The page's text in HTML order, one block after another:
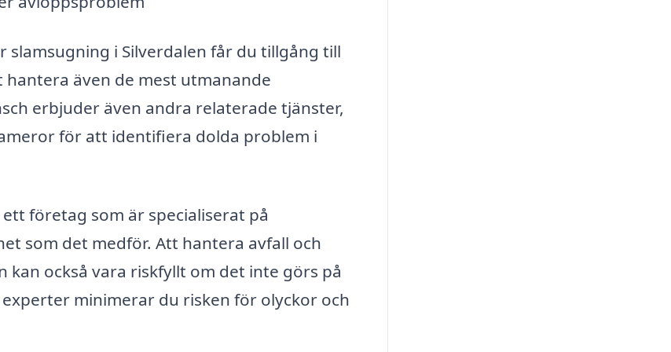
i Silverdalen får du tillgång till
även de mest utmanande
erbjuder även andra relaterade tjänster,
för att identifiera dolda problem i
företag som är specialiserat på
som det medför. Att hantera avfall och
också vara riskfyllt om det inte görs på
minimerar du risken för olyckor och